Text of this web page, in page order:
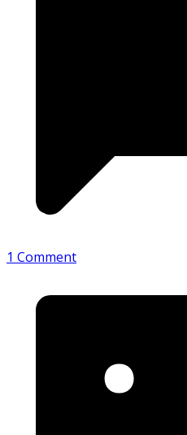
1 Comment